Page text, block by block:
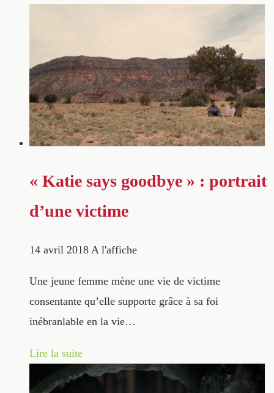
« Katie says goodbye » : portrait
d’une victime
14 avril 2018 A l'affiche
Une jeune femme mène une vie de victime
consentante qu’elle supporte grâce à sa foi
inébranlable en la vie…
Lire la suite